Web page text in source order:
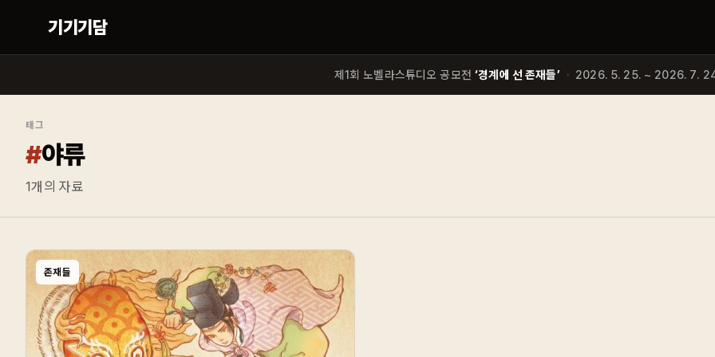
기기기담
제1회 노벨라스튜디오 공모전 ‘경계에 선 존재들’ · 2026. 5. 25. ~ 2026. 7.
태그
#야류
1개의 자료
존재들